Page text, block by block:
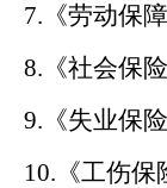
7.《劳动保
8.《社会保
9.《失业保险
10.《工伤保